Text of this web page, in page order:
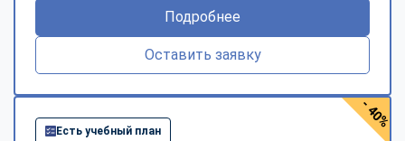
Подробнее
Оставить заявку
Есть учебный план
- 40%